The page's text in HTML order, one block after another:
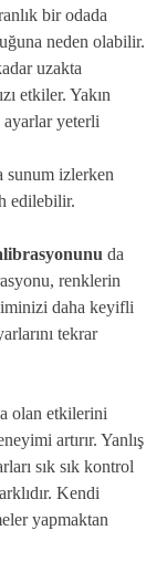
bir odada
neden olabilir.
uzakta
etkiler. Yakın
ayarlar yeterli
sunum izlerken
edilebilir.
da
renklerin
daha keyifli
tekrar
olan etkilerini
artırır. Yanlış
sık sık kontrol
Kendi
yapmaktan